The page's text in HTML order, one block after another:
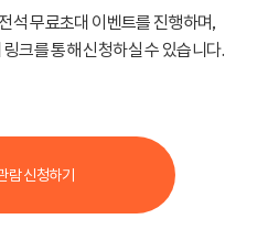
석 무료초대 이벤트를 진행하며,
크를 통해 신청하실 수 있습니다.
람 신청하기